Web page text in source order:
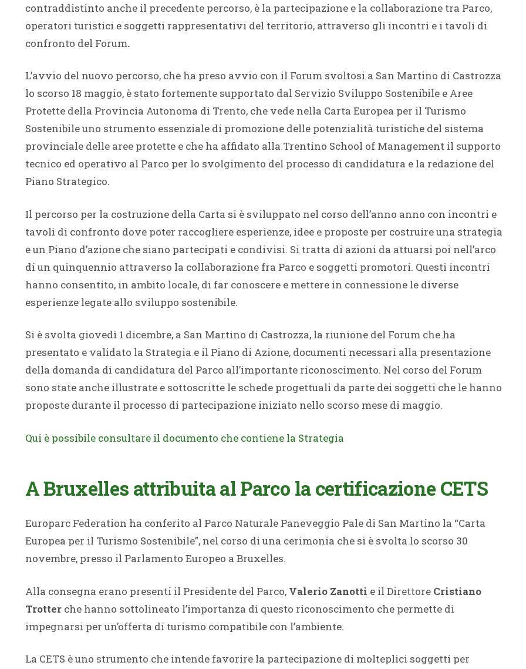
contraddistinto anche il precedente percorso, è la partecipazione e la collaborazione tra Parco,
operatori turistici e soggetti rappresentativi del territorio, attraverso gli incontri e i tavoli di
confronto del Forum.
L’avvio del nuovo percorso, che ha preso avvio con il Forum svoltosi a San Martino di Castrozza
lo scorso 18 maggio, è stato fortemente supportato dal Servizio Sviluppo Sostenibile e Aree
Protette della Provincia Autonoma di Trento, che vede nella Carta Europea per il Turismo
Sostenibile uno strumento essenziale di promozione delle potenzialità turistiche del sistema
provinciale delle aree protette e che ha affidato alla Trentino School of Management il supporto
tecnico ed operativo al Parco per lo svolgimento del processo di candidatura e la redazione del
Piano Strategico.
Il percorso per la costruzione della Carta si è sviluppato nel corso dell’anno anno con incontri e
tavoli di confronto dove poter raccogliere esperienze, idee e proposte per costruire una strategia
e un Piano d’azione che siano partecipati e condivisi. Si tratta di azioni da attuarsi poi nell’arco
di un quinquennio attraverso la collaborazione fra Parco e soggetti promotori. Questi incontri
hanno consentito, in ambito locale, di far conoscere e mettere in connessione le diverse
esperienze legate allo sviluppo sostenibile.
Si è svolta giovedì 1 dicembre, a San Martino di Castrozza, la riunione del Forum che ha
presentato e validato la Strategia e il Piano di Azione, documenti necessari alla presentazione
della domanda di candidatura del Parco all’importante riconoscimento. Nel corso del Forum
sono state anche illustrate e sottoscritte le schede progettuali da parte dei soggetti che le hanno
proposte durante il processo di partecipazione iniziato nello scorso mese di maggio.
Qui è possibile consultare il documento che contiene la Strategia
A Bruxelles attribuita al Parco la certificazione CETS
Europarc Federation ha conferito al Parco Naturale Paneveggio Pale di San Martino la “Carta
Europea per il Turismo Sostenibile”, nel corso di una cerimonia che si è svolta lo scorso 30
novembre, presso il Parlamento Europeo a Bruxelles.
Alla consegna erano presenti il Presidente del Parco, Valerio Zanotti e il Direttore Cristiano
Trotterche hanno sottolineato l’importanza di questo riconoscimento che permette di
impegnarsi per un’offerta di turismo compatibile con l’ambiente.
La CETS è uno strumento che intende favorire la partecipazione di molteplici soggetti per